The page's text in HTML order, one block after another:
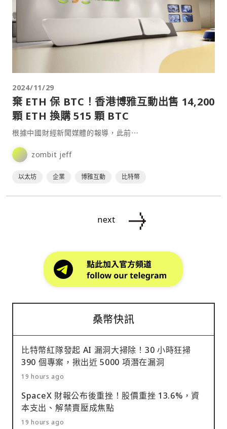
2024/11/29
棄 ETH 保 BTC！香港博雅互動出售 14,200
顆 ETH 換購 515 顆 BTC
根據中國財經新聞媒體的報導，此前⋯
zombit jeff
以太坊 企業 博雅互動 比特幣
next
桑幣快訊
比特幣紅隊發起 AI 漏洞大掃除！30 小時狂掃
390 個專案，揪出近 5000 項潛在漏洞
19 hours ago
SpaceX 財報公布後重挫！股價重挫 13.6%，資
本支出、解禁賣壓成焦點
19 hours ago